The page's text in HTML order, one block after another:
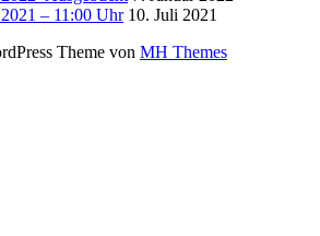
– 11:00 Uhr 10. Juli 2021
Theme von MH Themes